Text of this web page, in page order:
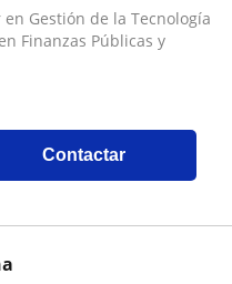
Gestión de la Tecnología
Finanzas Públicas y
Contactar